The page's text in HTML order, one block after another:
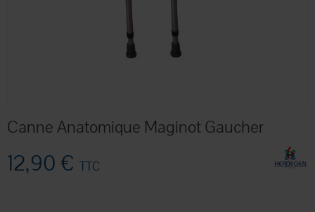
Canne Anatomique Maginot Gaucher
12,90 € TTC